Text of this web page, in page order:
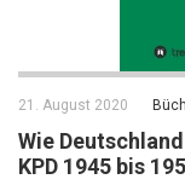
21. August 2020
Wie
KPD 1945 bis